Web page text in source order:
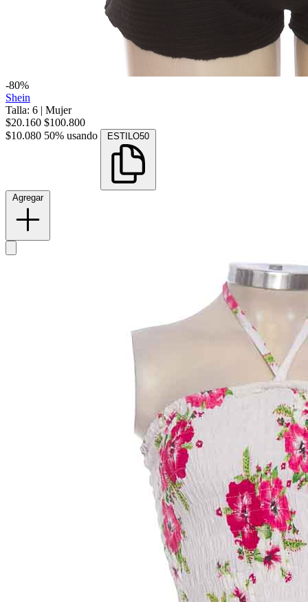
-80%
Shein
Talla: 6 | Mujer
$20.160 $100.800
$10.080 50% usando ESTILO50
Agregar